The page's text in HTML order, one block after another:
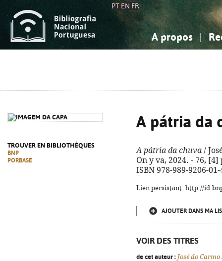
PT EN FR
A propos
TROUVER EN BIBLIOTHÈQUES
BNP
PORBASE
A pátria da
A pátria da chuva /
On y va, 2024. - 76,
ISBN 978-989-9206-01-
Lien persistant: http://
AJOUTER DANS MA
VOIR DES TITRES
de cet auteur : José do